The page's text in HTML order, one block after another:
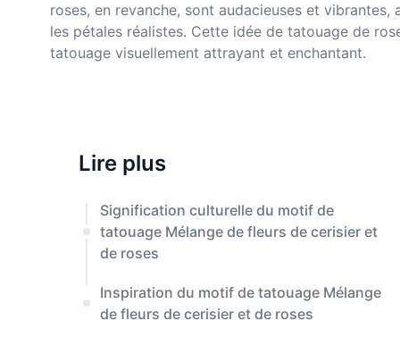
roses, en revanche, sont audacieuses et
les pétales réalistes. Cette idée de tatouage de
tatouage visuellement attrayant et enchantant.
Lire plus
Signification culturelle du motif de
tatouage Mélange de fleurs de cerisier et
de roses
Inspiration du motif de tatouage Mélange
de fleurs de cerisier et de roses